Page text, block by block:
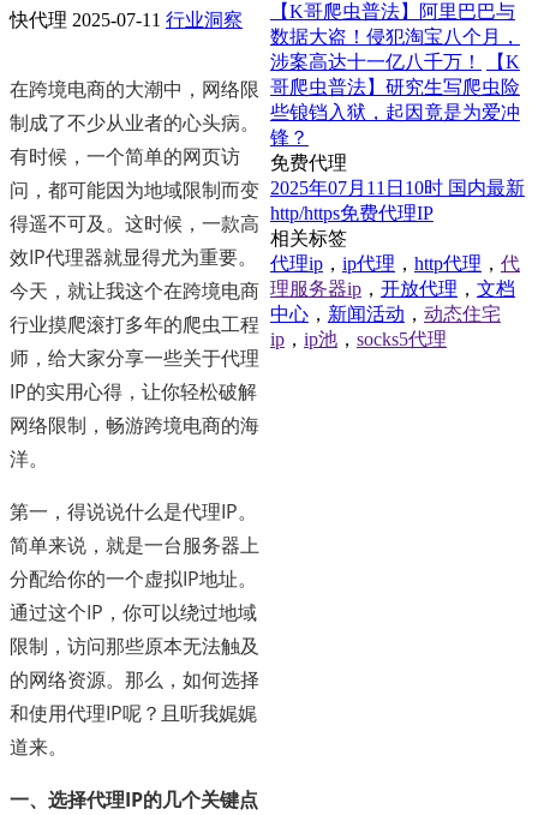
快代理 2025-07-11 行业洞察
在跨境电商的大潮中，网络限
制成了不少从业者的心头病。
有时候，一个简单的网页访
问，都可能因为地域限制而变
得遥不可及。这时候，一款高
效IP代理器就显得尤为重要。
今天，就让我这个在跨境电商
行业摸爬滚打多年的爬虫工程
师，给大家分享一些关于代理
IP的实用心得，让你轻松破解
网络限制，畅游跨境电商的海
洋。
第一，得说说什么是代理IP。
简单来说，就是一台服务器上
分配给你的一个虚拟IP地址。
通过这个IP，你可以绕过地域
限制，访问那些原本无法触及
的网络资源。那么，如何选择
和使用代理IP呢？且听我娓娓
道来。
一、选择代理IP的几个关键点
【K哥爬虫普法】阿里巴巴与
数据大盗！侵犯淘宝八个月，
涉案高达十一亿八千万！
【K
哥爬虫普法】研究生写爬虫险
些锒铛入狱，起因竟是为爱冲
锋？
免费代理
2025年07月11日10时 国内最新
http/https免费代理IP
相关标签
代理ip， ip代理 ， http代理 ， 代
理服务器ip， 开放代理 ， 文档
中心， 新闻活动 ， 动态住宅
ip， ip池， socks5代理